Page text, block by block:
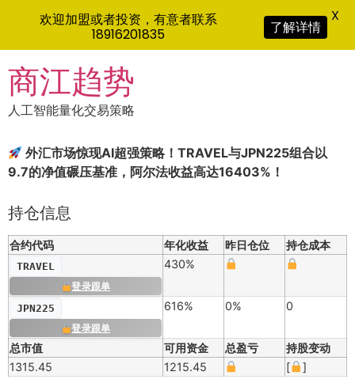
to
content
商江趋势
人工智能量化交易策略
外汇市场惊现AI超强策略！TRAVEL与JPN225组合以
9.7的净值碾压基准，阿尔法收益高达16403%！
持仓信息
合约代码 年化收益 昨日仓位 持仓成本
TRAVEL
登录跟单
430%
JPN225
登录跟单
616% 0% 0
总市值 可用资金 总盈亏
持股变动
1315.45
1215.45 [ ]
欢迎加盟或者投资，有意者联系
18916201835
了解详情
X